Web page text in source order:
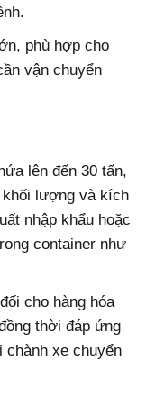
phù hợp cho
vận chuyển
lên đến 30 tấn,
khối lượng và kích
nhập khẩu hoặc
container như
cho hàng hóa
thời đáp ứng
chành xe chuyển